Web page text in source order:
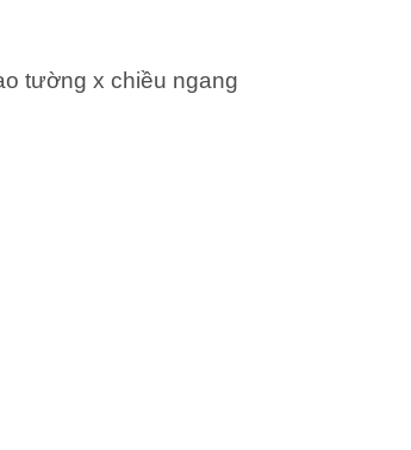
tường x chiều ngang